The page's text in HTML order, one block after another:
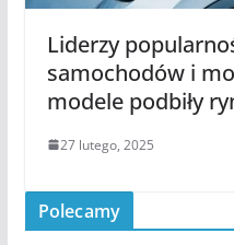
Liderzy
samochodów i
modele podbiły
27 lutego, 2025
Polecamy